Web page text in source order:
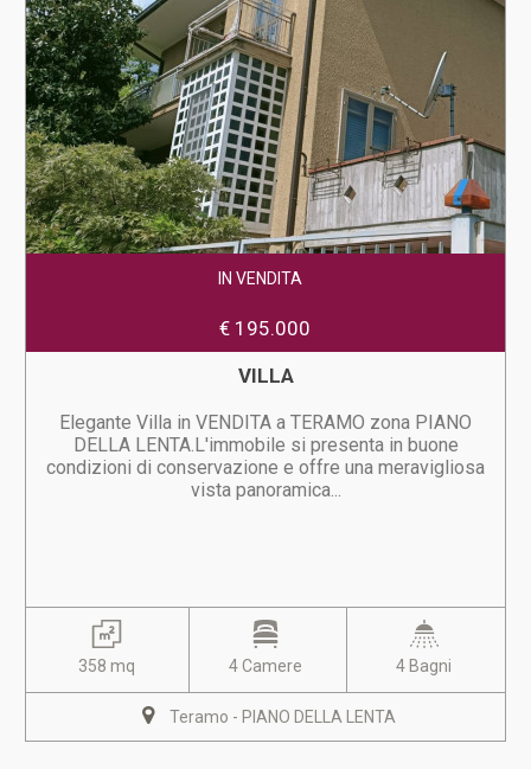
IN VENDITA
€ 195.000
VILLA
Elegante Villa in VENDITA a TERAMO zona PIANO
DELLA LENTA.L'immobile si presenta in buone
condizioni di conservazione e offre una meravigliosa
vista panoramica...
358 mq 4 Camere 4 Bagni
Teramo - PIANO DELLA LENTA